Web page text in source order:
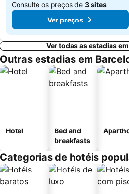
Consulte os preços de 3 sites
Ver preços
Ver todas as estadias
Outras estadias em
Hotel
Bed and
breakfasts
Categorias de hotéis